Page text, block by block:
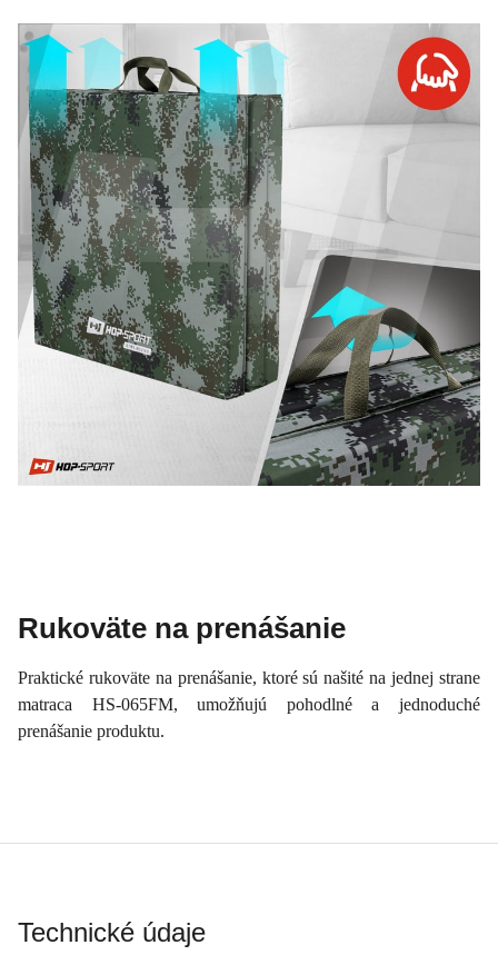
Rukoväte na prenášanie
Praktické rukoväte na prenášanie, ktoré sú našité na jednej strane
matraca HS-065FM, umožňujú pohodlné a jednoduché
prenášanie produktu.
Technické údaje